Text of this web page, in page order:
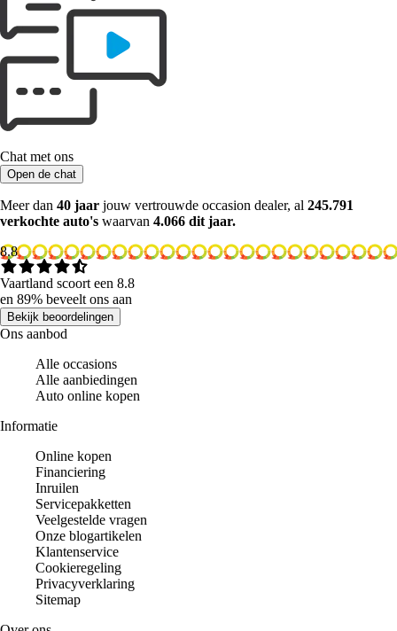
Chat met ons
Open de chat
Meer dan 40 jaar jouw vertrouwde occasion dealer, al 245.791
verkochte auto's waarvan 4.066 dit jaar.
8.8
Vaartland scoort een 8.8
en 89% beveelt ons aan
Bekijk beoordelingen
Ons aanbod
Alle occasions
Alle aanbiedingen
Auto online kopen
Informatie
Online kopen
Financiering
Inruilen
Servicepakketten
Veelgestelde vragen
Onze blogartikelen
Klantenservice
Cookieregeling
Privacyverklaring
Sitemap